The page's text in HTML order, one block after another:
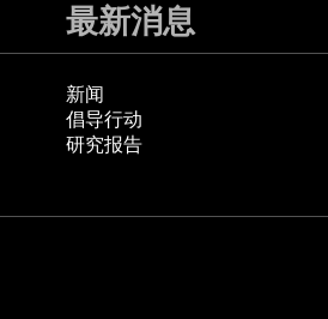
最新消息
新闻
倡导行动
研究报告